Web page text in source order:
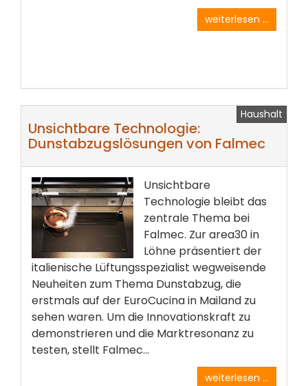
weiterlesen ...
Haushalt
Unsichtbare Technologie:
Dunstabzugslösungen von Falmec
Unsichtbare
Technologie bleibt das
zentrale Thema bei
Falmec. Zur area30 in
Löhne präsentiert der
italienische Lüftungsspezialist wegweisende
Neuheiten zum Thema Dunstabzug, die
erstmals auf der EuroCucina in Mailand zu
sehen waren. Um die Innovationskraft zu
demonstrieren und die Marktresonanz zu
testen, stellt Falmec...
weiterlesen ...